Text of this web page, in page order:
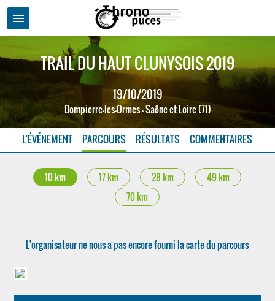
menu
TRAIL DU HAUT CLUNYSOIS 2019
19/10/2019
Dompierre-les-Ormes - Saône et Loire (71)
L'ÉVÉNEMENT PARCOURS RÉSULTATS COMMENTAIRES
10 km 17 km 28 km
49 km
70 km
L'organisateur ne nous a pas encore fourni la carte du parcours